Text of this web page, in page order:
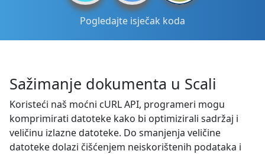
Pogledajte isječak koda
Sažimanje dokumenta u Scali
Koristeći naš moćni cURL API, programeri mogu
komprimirati datoteke kako bi optimizirali sadržaj i
veličinu izlazne datoteke. Do smanjenja veličine
datoteke dolazi čišćenjem neiskorištenih podataka i